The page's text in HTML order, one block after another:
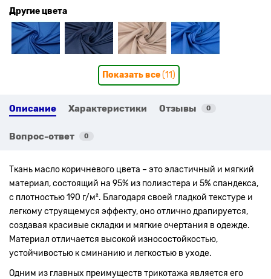
Другие цвета
Показать все(11)
Описание Характеристики Отзывы 0
Вопрос-ответ 0
Ткань масло коричневого цвета – это эластичный и мягкий
материал, состоящий на 95% из полиэстера и 5% спандекса,
с плотностью 190 г/м². Благодаря своей гладкой текстуре и
легкому струящемуся эффекту, оно отлично драпируется,
создавая красивые складки и мягкие очертания в одежде.
Материал отличается высокой износостойкостью,
устойчивостью к сминанию и легкостью в уходе.
Одним из главных преимуществ трикотажа является его